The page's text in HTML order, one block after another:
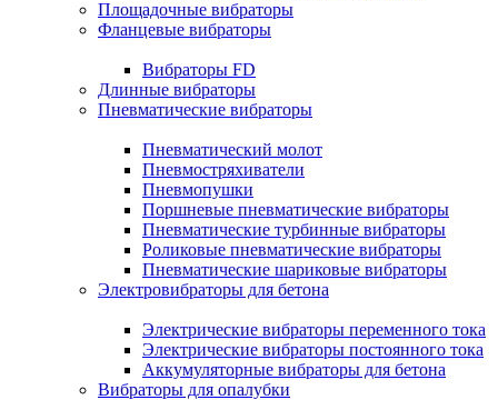
Площадочные вибраторы
Фланцевые вибраторы
Вибраторы FD
Длинные вибраторы
Пневматические вибраторы
Пневматический молот
Пневмостряхиватели
Пневмопушки
Поршневые пневматические вибраторы
Пневматические турбинные вибраторы
Роликовые пневматические вибраторы
Пневматические шариковые вибраторы
Электровибраторы для бетона
Электрические вибраторы переменного тока
Электрические вибраторы постоянного тока
Аккумуляторные вибраторы для бетона
Вибраторы для опалубки